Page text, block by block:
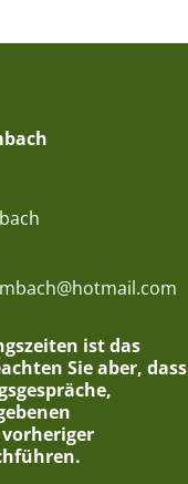
ist das
Sie aber, dass